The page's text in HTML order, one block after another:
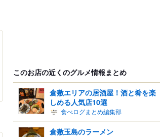
このお店の近くのグルメ情報まとめ
倉敷エリアの居酒屋！酒と肴を楽
しめる人気店10選
食べログまとめ編集部
倉敷玉島のラーメン